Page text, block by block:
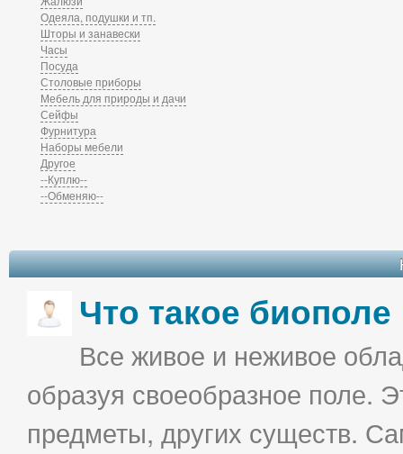
Одеяла, подушки и тп.
Шторы и занавески
Часы
Посуда
Столовые приборы
Мебель для природы и дачи
Сейфы
Фурнитура
Наборы мебели
Другое
--Куплю--
--Обменяю--
Что такое биополе
Все живое и неживое
образуя своеобразное поле.
предметы, других существ.